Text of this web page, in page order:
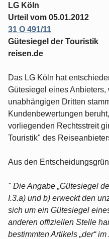
LG Köln
Urteil vom 05.01.2012
31 O 491/11
Gütesiegel der Touristik
reisen.de
Das LG Köln hat
Gütesiegel eines Anbieters,
unabhängigen Dritten
Kundenbewertungen
vorliegenden Rechtsstreit
Touristik" des
Aus den
" Die Angabe „Gütesiegel
I.3.a) und b) erweckt den
sich um ein Gütesiegel
anderen offiziellen Stelle
bestimmten Artikels „der“